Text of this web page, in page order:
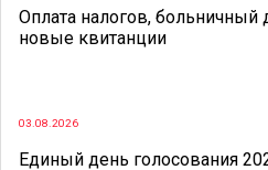
Оплата налогов, больничный
новые квитанции
03.08.2026
Единый день голосования